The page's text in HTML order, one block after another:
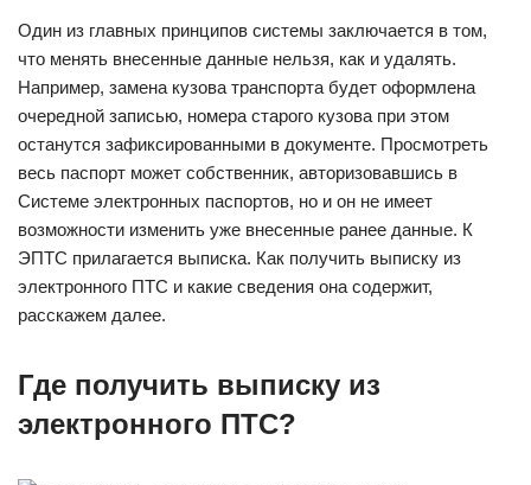
Один из главных принципов системы заключается в том,
что менять внесенные данные нельзя, как и удалять.
Например, замена кузова транспорта будет оформлена
очередной записью, номера старого кузова при этом
останутся зафиксированными в документе. Просмотреть
весь паспорт может собственник, авторизовавшись в
Системе электронных паспортов, но и он не имеет
возможности изменить уже внесенные ранее данные. К
ЭПТС прилагается выписка. Как получить выписку из
электронного ПТС и какие сведения она содержит,
расскажем далее.
Где получить выписку из
электронного ПТС?